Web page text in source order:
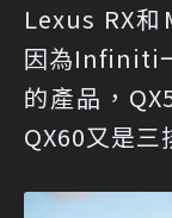
Lexus RX和
因為Infiniti
的產品，
QX60又是三